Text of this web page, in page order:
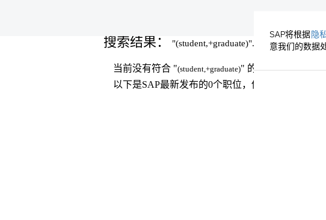
面）
搜索结果： "(student,+graduate)".
当前没有符合 "(student,+graduate)" 的空缺职位。
以下是SAP最新发布的0个职位，供您参考。
SAP将根据隐
意我们的数据